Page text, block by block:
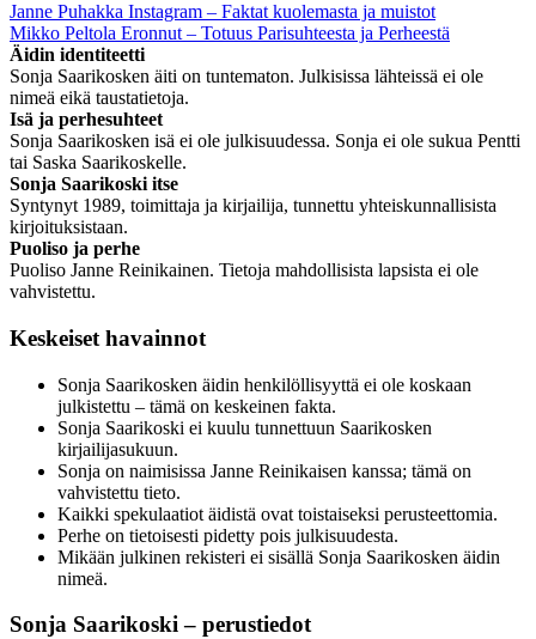
Janne Puhakka Instagram – Faktat kuolemasta ja muistot
Mikko Peltola Eronnut – Totuus Parisuhteesta ja Perheestä
Äidin identiteetti
Sonja Saarikosken äiti on tuntematon. Julkisissa lähteissä ei ole
nimeä eikä taustatietoja.
Isä ja perhesuhteet
Sonja Saarikosken isä ei ole julkisuudessa. Sonja ei ole sukua Pentti
tai Saska Saarikoskelle.
Sonja Saarikoski itse
Syntynyt 1989, toimittaja ja kirjailija, tunnettu yhteiskunnallisista
kirjoituksistaan.
Puoliso ja perhe
Puoliso Janne Reinikainen. Tietoja mahdollisista lapsista ei ole
vahvistettu.
Keskeiset havainnot
Sonja Saarikosken äidin henkilöllisyyttä ei ole koskaan
julkistettu – tämä on keskeinen fakta.
Sonja Saarikoski ei kuulu tunnettuun Saarikosken
kirjailijasukuun.
Sonja on naimisissa Janne Reinikaisen kanssa; tämä on
vahvistettu tieto.
Kaikki spekulaatiot äidistä ovat toistaiseksi perusteettomia.
Perhe on tietoisesti pidetty pois julkisuudesta.
Mikään julkinen rekisteri ei sisällä Sonja Saarikosken äidin
nimeä.
Sonja Saarikoski – perustiedot